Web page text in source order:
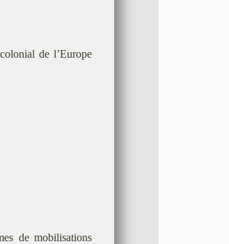
de l’Europe
de mobilisations